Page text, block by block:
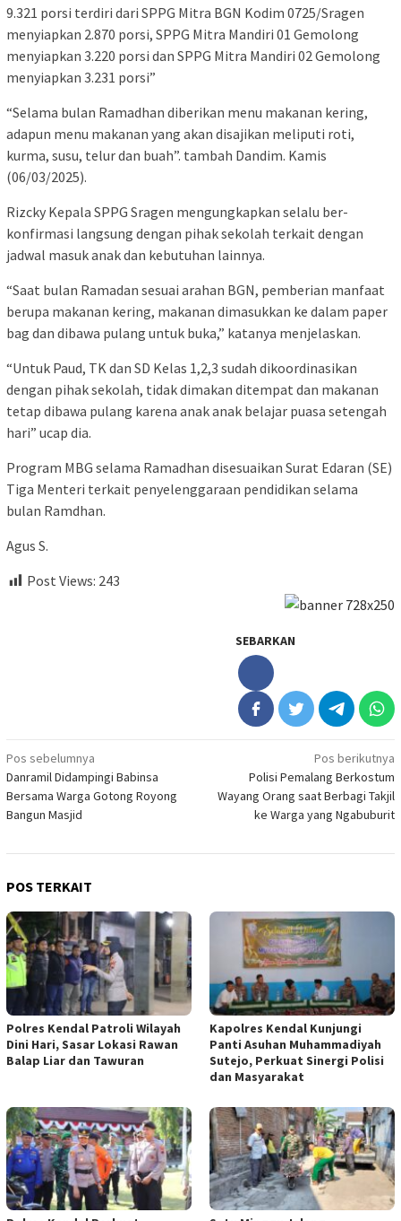
9.321 porsi terdiri dari SPPG Mitra BGN Kodim 0725/Sragen
menyiapkan 2.870 porsi, SPPG Mitra Mandiri 01 Gemolong
menyiapkan 3.220 porsi dan SPPG Mitra Mandiri 02 Gemolong
menyiapkan 3.231 porsi”
“Selama bulan Ramadhan diberikan menu makanan kering,
adapun menu makanan yang akan disajikan meliputi roti,
kurma, susu, telur dan buah”. tambah Dandim. Kamis
(06/03/2025).
Rizcky Kepala SPPG Sragen mengungkapkan selalu ber-
konfirmasi langsung dengan pihak sekolah terkait dengan
jadwal masuk anak dan kebutuhan lainnya.
“Saat bulan Ramadan sesuai arahan BGN, pemberian manfaat
berupa makanan kering, makanan dimasukkan ke dalam paper
bag dan dibawa pulang untuk buka,” katanya menjelaskan.
“Untuk Paud, TK dan SD Kelas 1,2,3 sudah dikoordinasikan
dengan pihak sekolah, tidak dimakan ditempat dan makanan
tetap dibawa pulang karena anak anak belajar puasa setengah
hari” ucap dia.
Program MBG selama Ramadhan disesuaikan Surat Edaran (SE)
Tiga Menteri terkait penyelenggaraan pendidikan selama
bulan Ramdhan.
Agus S.
Post Views: 243
SEBARKAN
Navigasi
pos
Pos sebelumnya
Danramil Didampingi Babinsa
Bersama Warga Gotong Royong
Bangun Masjid
Pos berikutnya
Polisi Pemalang Berkostum
Wayang Orang saat Berbagi Takjil
ke Warga yang Ngabuburit
POS TERKAIT
Polres Kendal Patroli Wilayah
Dini Hari, Sasar Lokasi Rawan
Balap Liar dan Tawuran
Kapolres Kendal Kunjungi
Panti Asuhan Muhammadiyah
Sutejo, Perkuat Sinergi Polisi
dan Masyarakat